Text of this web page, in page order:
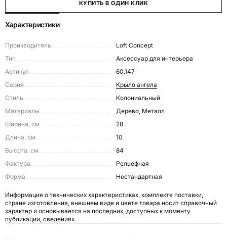
КУПИТЬ В ОДИН КЛИК
Характеристики
Производитель
Loft Concept
Тип
Аксессуар для интерьера
Артикул
60.147
Серия
Крыло ангела
Стиль
Колониальный
Материалы
Дерево, Металл
Ширина, см
28
Длина, см
10
Высота, см
84
Фактура
Рельефная
Форма
Нестандартная
Информация о технических характеристиках, комплекте поставки,
стране изготовления, внешнем виде и цвете товара носит справочный
характер и основывается на последних, доступных к моменту
публикации, сведениях.